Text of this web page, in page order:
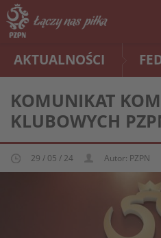
AKTUALNOŚCI
KOMUNIKAT
KLUBOWYCH
29 / 05 / 24 Autor: PZPN